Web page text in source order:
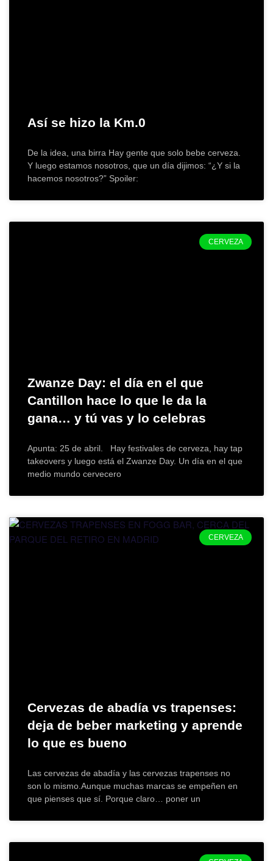
Así se hizo la Km.0
De la idea, una birra Hay gente que solo bebe cerveza.
Y luego estamos nosotros, que un día dijimos: “¿Y si la
hacemos nosotros?” Spoiler:
CERVEZA
Zwanze Day: el día en el que
Cantillon hace lo que le da la
gana… y tú vas y lo celebras
Apunta: 25 de abril. Hay festivales de cerveza, hay tap
takeovers y luego está el Zwanze Day. Un día en el que
medio mundo cervecero
CERVEZA
Cervezas de abadía vs trapenses:
deja de beber marketing y aprende
lo que es bueno
Las cervezas de abadía y las cervezas trapenses no
son lo mismo.Aunque muchas marcas se empeñen en
que pienses que sí. Porque claro… poner un